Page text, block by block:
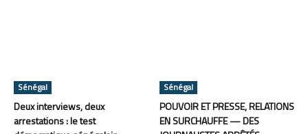
Sénégal
Deux interviews, deux
arrestations : le test
Sénégal
POUVOIR ET PRESSE, RELATIONS
EN SURCHAUFFE — DES